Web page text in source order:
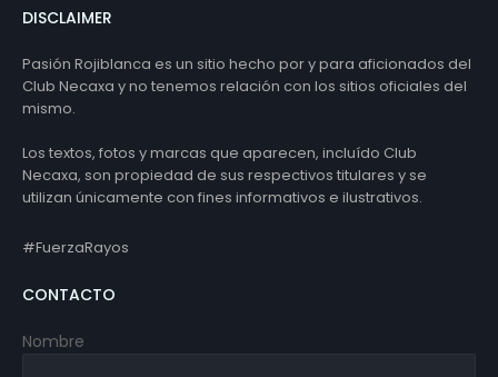
DISCLAIMER
Pasión Rojiblanca es un sitio hecho por y para aficionados del
Club Necaxa y no tenemos relación con los sitios oficiales del
mismo.
Los textos, fotos y marcas que aparecen, incluído Club
Necaxa, son propiedad de sus respectivos titulares y se
utilizan únicamente con fines informativos e ilustrativos.
#FuerzaRayos
CONTACTO
Nombre